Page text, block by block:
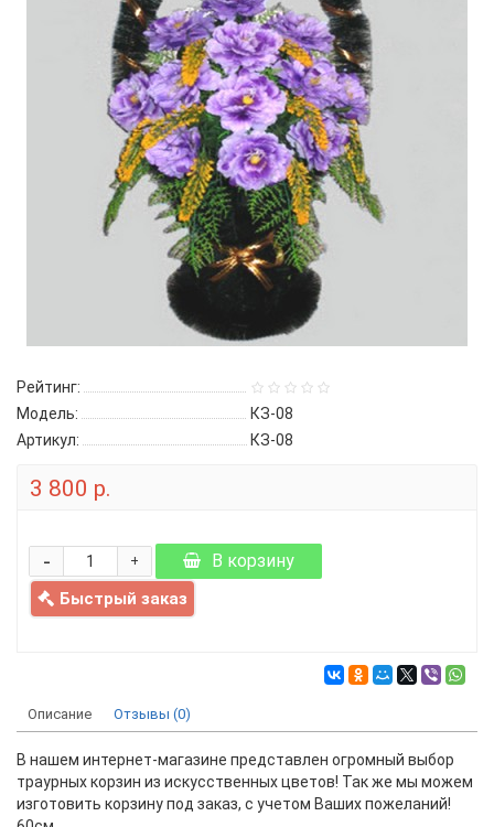
Рейтинг:
Модель:
КЗ-08
Артикул:
КЗ-08
3 800 р.
+
- В корзину
Быстрый заказ
Описание Отзывы (0)
В нашем интернет-магазине представлен огромный выбор
траурных корзин из искусственных цветов! Так же мы можем
изготовить корзину под заказ, с учетом Ваших пожеланий!